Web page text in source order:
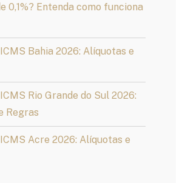
0,1%? Entenda como funciona
Bahia 2026: Alíquotas e
Rio Grande do Sul 2026:
Regras
Acre 2026: Alíquotas e